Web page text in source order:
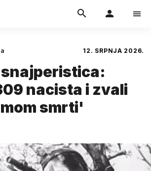
12. SRPNJA 2026.
nacista i zvali
smrti'